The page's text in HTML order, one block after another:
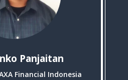
Panjaitan
Financial Indonesia